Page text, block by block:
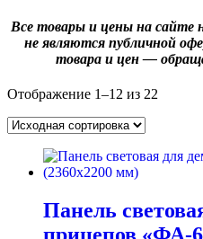
Все товары и цены на сайте
не являются публичной
товара и цен —
Отображение 1–12 из 22
Панель